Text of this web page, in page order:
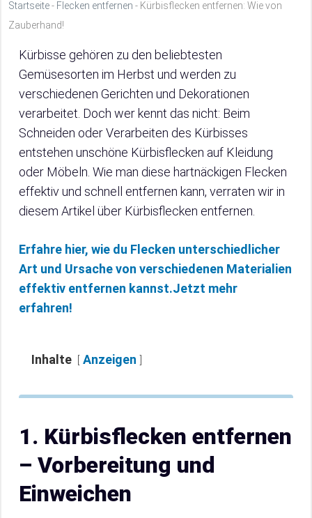
Startseite- Flecken entfernen - Kürbisflecken entfernen: Wie von
Zauberhand!
Kürbisse gehören zu den beliebtesten
Gemüsesorten im Herbst und werden zu
verschiedenen Gerichten und Dekorationen
verarbeitet. Doch wer kennt das nicht: Beim
Schneiden oder Verarbeiten des Kürbisses
entstehen unschöne Kürbisflecken auf Kleidung
oder Möbeln. Wie man diese hartnäckigen Flecken
effektiv und schnell entfernen kann, verraten wir in
diesem Artikel über Kürbisflecken entfernen.
Erfahre hier, wie du Flecken unterschiedlicher
Art und Ursache von verschiedenen Materialien
effektiv entfernen kannst.Jetzt mehr
erfahren!
Inhalte Anzeigen
1. Kürbisflecken entfernen
– Vorbereitung und
Einweichen